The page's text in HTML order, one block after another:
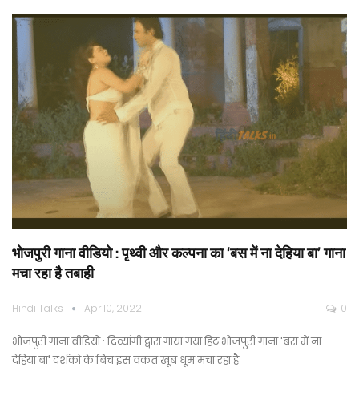
भोजपुरी गाना वीडियो : पृथ्वी और कल्पना का ‘बस में ना देहिया बा’ गाना
मचा रहा है तबाही
Hindi Talks Apr 10, 2022 0
भोजपुरी गाना वीडियो : दिव्यांगी द्वारा गाया गया हिट भोजपुरी गाना 'बस में ना
देहिया बा' दर्शको के बिच इस वक़त खूब धूम मचा रहा है